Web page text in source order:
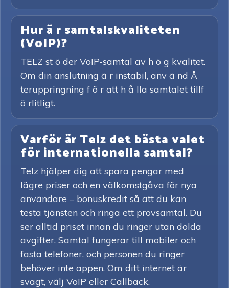
Hur ä r samtalskvaliteten
(VoIP)?
TELZ st ö der VoIP-samtal av h ö g kvalitet.
Om din anslutning ä r instabil, anv ä nd Å
teruppringning f ö r att h å lla samtalet tillf
ö rlitligt.
Varför är Telz det bästa valet
för internationella samtal?
Telz hjälper dig att spara pengar med
lägre priser och en välkomstgåva för nya
användare – bonuskredit så att du kan
testa tjänsten och ringa ett provsamtal. Du
ser alltid priset innan du ringer utan dolda
avgifter. Samtal fungerar till mobiler och
fasta telefoner, och personen du ringer
behöver inte appen. Om ditt internet är
svagt, välj VoIP eller Callback.